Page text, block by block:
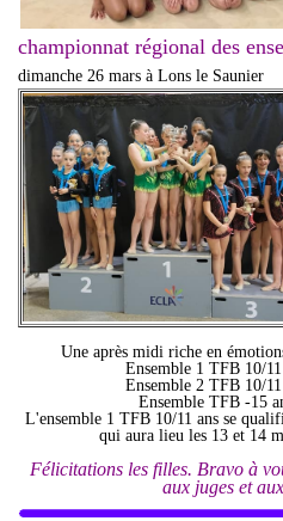
championnat régional des
dimanche 26 mars à Lons le Saunier
Une après midi riche en
Ensemble 1 TFB 10/
Ensemble 2 TFB 10/
Ensemble TFB -15
L'ensemble 1 TFB 10/11 ans se
qui aura lieu les 13 et 14
Félicitations les filles. Bravo à
aux juges et